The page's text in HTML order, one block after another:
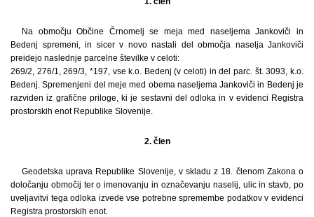
Na območju Občine Črnomelj se meja med naseljema Jankoviči in
Bedenj spremeni, in sicer v novo nastali del območja naselja Jankoviči
preidejo naslednje parcelne številke v celoti:
269/2, 276/1, 269/3, *197, vse k.o. Bedenj (v celoti) in del parc. št. 3093, k.o.
Bedenj. Spremenjeni del meje med obema naseljema Jankoviči in Bedenj je
razviden iz grafične priloge, ki je sestavni del odloka in v evidenci Registra
prostorskih enot Republike Slovenije.
2. člen
Geodetska uprava Republike Slovenije, v skladu z 18. členom Zakona o
določanju območij ter o imenovanju in označevanju naselij, ulic in stavb, po
uveljavitvi tega odloka izvede vse potrebne spremembe podatkov v evidenci
Registra prostorskih enot.